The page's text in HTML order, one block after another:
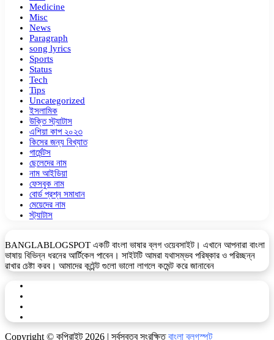
Medicine
Misc
News
Paragraph
song lyrics
Sports
Status
Tech
Tips
Uncategorized
ইসলামিক
উক্তি স্ট্যাটাস
এশিয়া কাপ ২০২৩
কিসের জন্য বিখ্যাত
গার্মেন্টস
ছেলেদের নাম
নাম আইডিয়া
ফেসবুক নাম
বোর্ড প্রশ্ন সমাধান
মেয়েদের নাম
স্ট্যাটাস
BANGLABLOGSPOT একটি বাংলা ভাষার ব্লগ ওয়েবসাইট। এখানে আপনারা বাংলা
ভাষায় বিভিন্ন ধরনের আর্টিকেল পাবেন। সাইটটি আমরা যথাসম্ভব পরিষ্কার ও পরিচ্ছন্ন
রাখার চেষ্টা করব। আমাদের কন্টেন্ট গুলো ভালো লাগলে কমেন্ট করে জানাবেন
Copyright © কপিরাইট 2026 | সর্বস্বত্ব সংরক্ষিতবাংলা ব্লগস্পট